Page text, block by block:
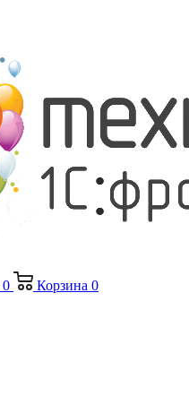
0 Корзина 0